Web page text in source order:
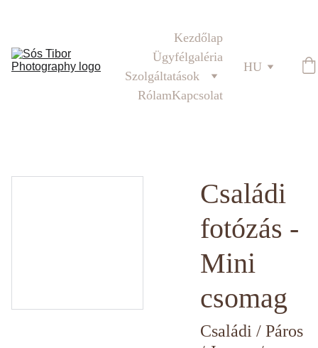
Kezdőlap
Ügyfélgaléria
Szolgáltatások
RólamKapcsolat
HU
Családi
fotózás -
Mini
csomag
Családi / Páros